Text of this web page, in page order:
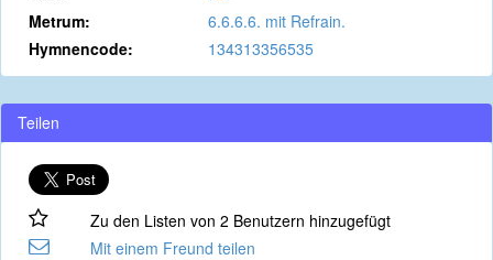
Metrum:
6.6.6.6. mit Refrain.
Hymnencode:
134313356535
Teilen
Zu den Listen von 2 Benutzern hinzugefügt
Mit einem Freund teilen